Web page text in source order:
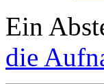
Ein
die